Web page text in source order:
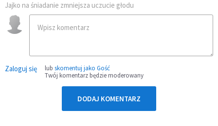
Jajko na śniadanie zmniejsza uczucie głodu
Zaloguj się lub skomentuj jako Gość
Twój komentarz będzie moderowany
DODAJ KOMENTARZ